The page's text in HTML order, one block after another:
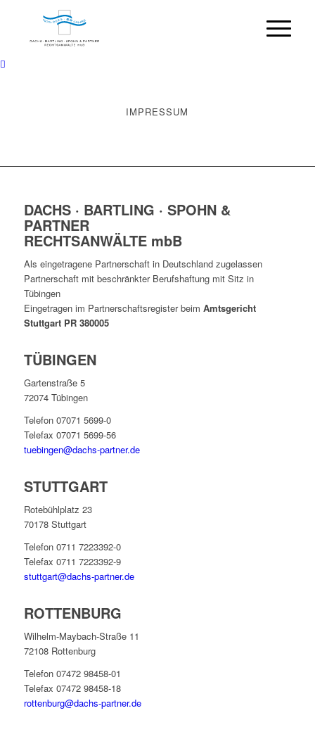
IMPRESSUM
DACHS · BARTLING · SPOHN &
PARTNER
RECHTSANWÄLTE mbB
Als eingetragene Partnerschaft in Deutschland zugelassen
Partnerschaft mit beschränkter Berufshaftung mit Sitz in
Tübingen
Eingetragen im Partnerschaftsregister beim Amtsgericht
Stuttgart PR 380005
TÜBINGEN
Gartenstraße 5
72074 Tübingen
Telefon 07071 5699-0
Telefax 07071 5699-56
tuebingen@dachs-partner.de
STUTTGART
Rotebühlplatz 23
70178 Stuttgart
Telefon 0711 7223392-0
Telefax 0711 7223392-9
stuttgart@dachs-partner.de
ROTTENBURG
Wilhelm-Maybach-Straße 11
72108 Rottenburg
Telefon 07472 98458-01
Telefax 07472 98458-18
rottenburg@dachs-partner.de